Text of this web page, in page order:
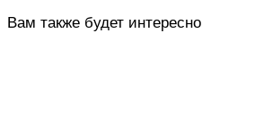
Вам также будет интересно